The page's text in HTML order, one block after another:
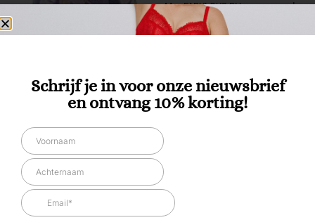
Mey FABULOUS BH voorgevormd
SKY BLUE
79,99
Schrijf je in voor onze nieuwsbrief
en ontvang 10% korting!